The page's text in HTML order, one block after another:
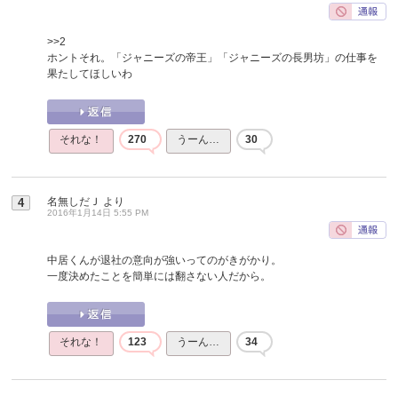
>>2
ホントそれ。「ジャニーズの帝王」「ジャニーズの長男坊」の仕事を
果たしてほしいわ
それな！ 270 うーん… 30
4 名無しだＪ より
2016年1月14日 5:55 PM
中居くんが退社の意向が強いってのがきがかり。
一度決めたことを簡単には翻さない人だから。
それな！ 123 うーん… 34